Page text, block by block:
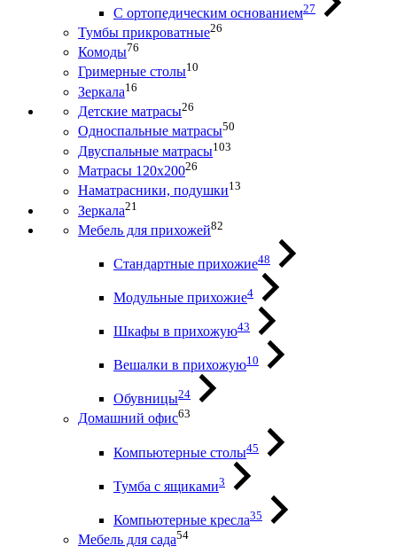
С ортопедическим основанием27
Тумбы прикроватные26
Комоды76
Гримерные столы10
Зеркала16
Детские матрасы26
Односпальные матрасы50
Двуспальные матрасы103
Матрасы 120х20026
Наматрасники, подушки13
Зеркала21
Мебель для прихожей82
Стандартные прихожие48
Модульные прихожие4
Шкафы в прихожую43
Вешалки в прихожую10
Обувницы24
Домашний офис63
Компьютерные столы45
Тумба с ящиками3
Компьютерные кресла35
Мебель для сада54